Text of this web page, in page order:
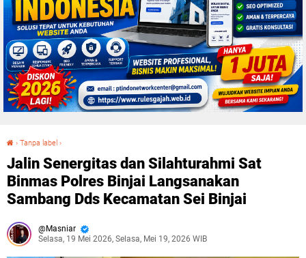
› Tanpa label ›
Jalin Senergitas dan Silahturahmi Sat
Binmas Polres Binjai Langsanakan
Sambang Dds Kecamatan Sei Binjai
Masniar
Selasa, 19 Mei 2026, Selasa, Mei 19, 2026 WIB